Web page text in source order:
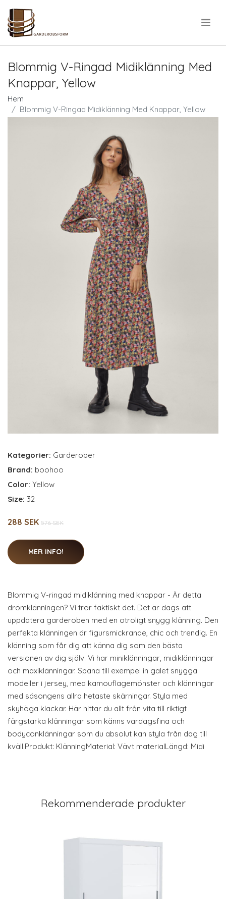
Blommig V-Ringad Midiklänning Med
Knappar, Yellow
Hem
Blommig V-Ringad Midiklänning Med Knappar, Yellow
Kategorier: Garderober
Brand: boohoo
Color: Yellow
Size: 32
288 SEK 576 SEK
MER INFO!
Blommig V-ringad midiklänning med knappar - Är detta
drömklänningen? Vi tror faktiskt det. Det är dags att
uppdatera garderoben med en otroligt snygg klänning. Den
perfekta klänningen är figursmickrande, chic och trendig. En
klänning som får dig att känna dig som den bästa
versionen av dig själv. Vi har miniklänningar, midiklänningar
och maxiklänningar. Spana till exempel in galet snygga
modeller i jersey, med kamouflagemönster och klänningar
med säsongens allra hetaste skärningar. Styla med
skyhöga klackar. Här hittar du allt från vita till riktigt
färgstarka klänningar som känns vardagsfina och
bodyconklänningar som du absolut kan styla från dag till
kväll.Produkt: KlänningMaterial: Vävt materialLängd: Midi
Rekommenderade produkter